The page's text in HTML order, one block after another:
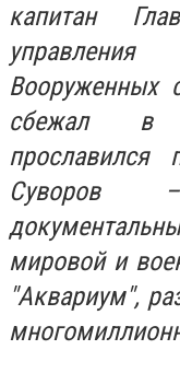
капитан
Вооруженных
сбежал в
прославился
Суворов
мировой и
"Аквариум",